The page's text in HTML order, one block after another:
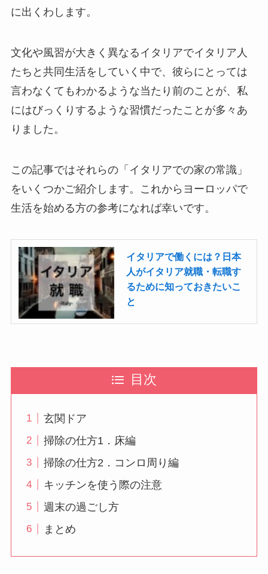
に出くわします。
文化や風習が大きく異なるイタリアでイタリア人
たちと共同生活をしていく中で、彼らにとっては
言わなくてもわかるような当たり前のことが、私
にはびっくりするような習慣だったことが多々あ
りました。
この記事ではそれらの「イタリアでの家の常識」
をいくつかご紹介します。これからヨーロッパで
生活を始める方の参考になれば幸いです。
イタリアで働くには？日本
人がイタリア就職・転職す
るために知っておきたいこ
と
目次
玄関ドア
掃除の仕方1．床編
掃除の仕方2．コンロ周り編
キッチンを使う際の注意
週末の過ごし方
まとめ